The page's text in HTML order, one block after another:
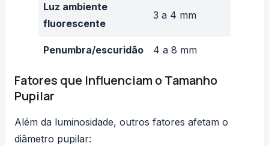
Luz ambiente
fluorescente
3 a 4 mm
Penumbra/escuridão 4 a 8 mm
Fatores que Influenciam o Tamanho
Pupilar
Além da luminosidade, outros fatores afetam o
diâmetro pupilar: